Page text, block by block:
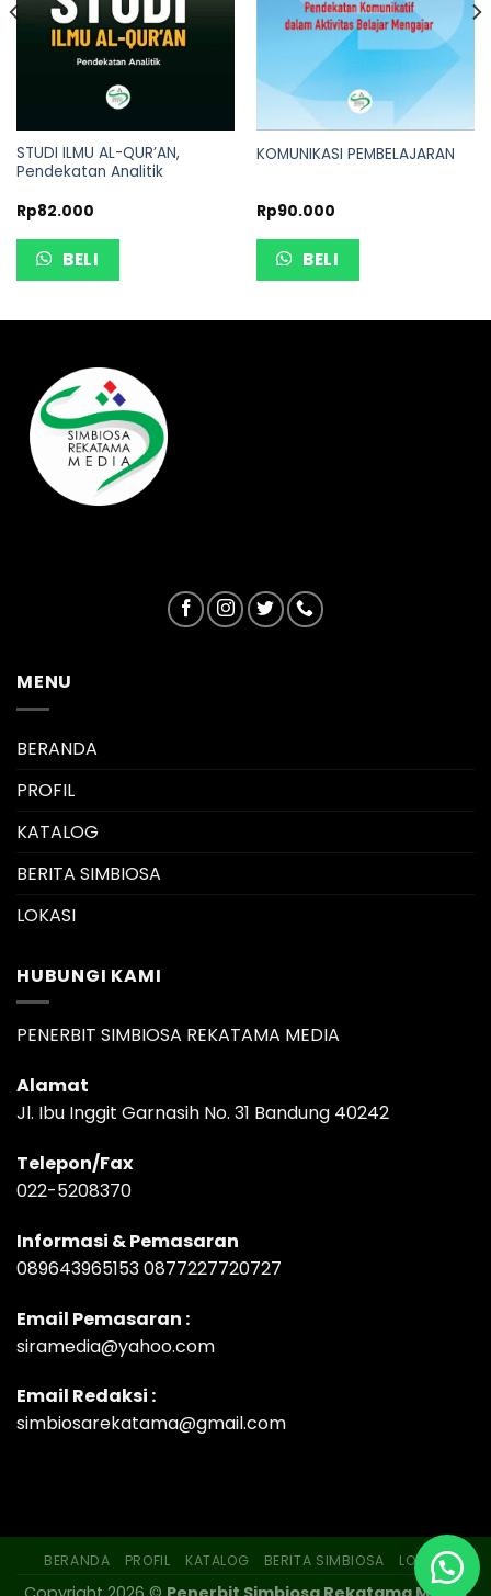
STUDI ILMU AL-QUR’AN,
Pendekatan Analitik
Rp82.000
BELI
KOMUNIKASI PEMBELAJARAN
Rp90.000
BELI
MENU
BERANDA
PROFIL
KATALOG
BERITA SIMBIOSA
LOKASI
HUBUNGI KAMI
PENERBIT SIMBIOSA REKATAMA MEDIA
Alamat
Jl. Ibu Inggit Garnasih No. 31 Bandung 40242
Telepon/Fax
022-5208370
Informasi & Pemasaran
089643965153 0877227720727
Email Pemasaran :
siramedia@yahoo.com
Email Redaksi :
simbiosarekatama@gmail.com
BERANDA PROFIL KATALOG BERITA SIMBIOSA LOKASI